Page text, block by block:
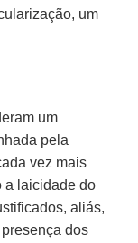
um
um
pela
vez mais
a laicidade do
aliás,
dos